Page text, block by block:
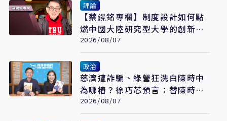
評論
【蔡鎤銘專欄】制度設計如何點
燃中國大陸研究型大學的創新引
擎
2026/08/07
政治
慈濟遭詐騙、綠營狂洗白陳時中
為哪樁？徐巧芯預言：替陳時中
接閣揆鋪路
2026/08/07